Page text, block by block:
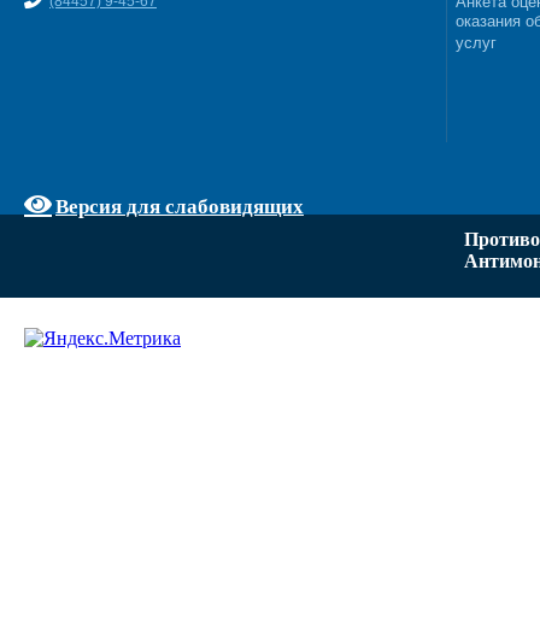
Версия для слабовидящих
оказания
услуг